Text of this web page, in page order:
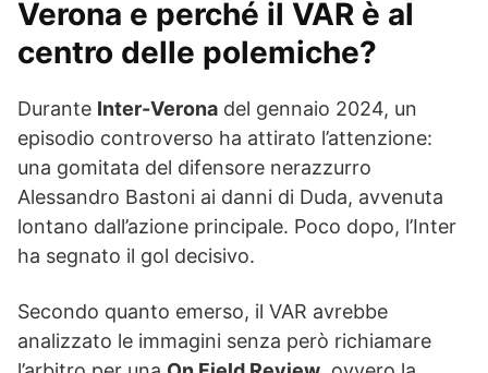
Verona e perché il VAR è al
centro delle polemiche?
Durante Inter-Verona del gennaio 2024, un
episodio controverso ha attirato l’attenzione:
una gomitata del difensore nerazzurro
Alessandro Bastoni ai danni di Duda, avvenuta
lontano dall’azione principale. Poco dopo, l’Inter
ha segnato il gol decisivo.
Secondo quanto emerso, il VAR avrebbe
analizzato le immagini senza però richiamare